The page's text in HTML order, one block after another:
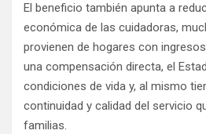
El beneficio también apunta a
económica de las cuidadoras,
provienen de hogares con
una compensación directa, el
condiciones de vida y, al mismo
continuidad y calidad del servicio
familias.